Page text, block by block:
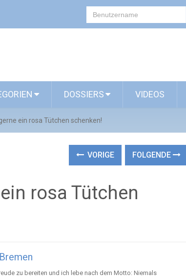
DOSSIERS VIDEOS
ein rosa Tütchen schenken!
VORIGE FOLGENDE
rosa Tütchen
zu bereiten und ich lebe nach dem Motto: Niemals